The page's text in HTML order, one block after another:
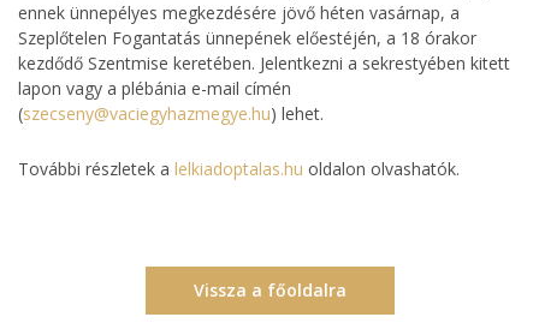
ennek ünnepélyes megkezdésére jövő héten vasárnap, a
Szeplőtelen Fogantatás ünnepének előestéjén, a 18 órakor
kezdődő Szentmise keretében. Jelentkezni a sekrestyében kitett
lapon vagy a plébánia e-mail címén
(szecseny@vaciegyhazmegye.hu) lehet.
További részletek a lelkiadoptalas.hu oldalon olvashatók.
Vissza a főoldalra